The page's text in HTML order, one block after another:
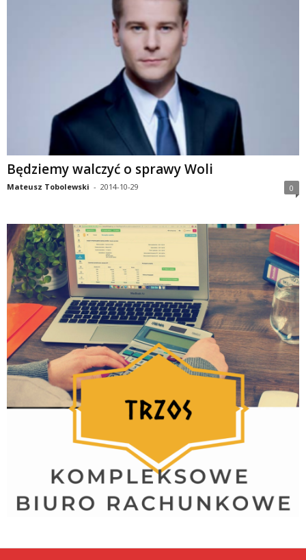
Będziemy walczyć o sprawy Woli
Mateusz Tobolewski - 2014-10-29 0